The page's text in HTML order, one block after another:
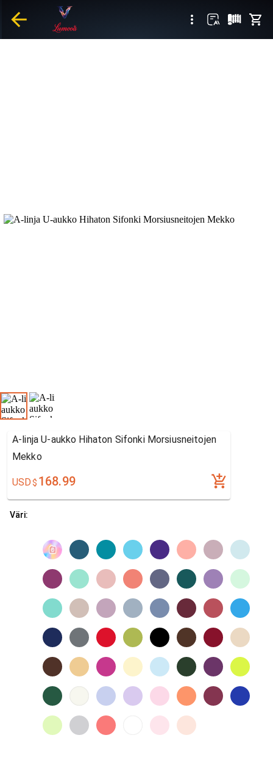
A-linja U-aukko Hihaton Sifonki Morsiusneitojen
Mekko
USD$ 168.99
Väri: